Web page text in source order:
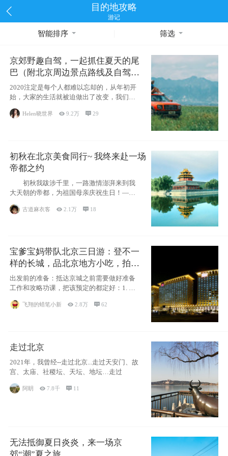
目的地攻略
游记
智能排序 筛选
京郊野趣自驾，一起抓住夏天的尾
巴（附北京周边景点路线及自驾攻
略）
2020注定是每个人都难以忘却的，从年初开
始，大家的生活就被迫做出了改变，我们也
不例外。本来双双辞职是为
Helen晓世界 9.2万 29
初秋在北京美食同行~ 我终来赴一场
帝都之约
初秋我跋涉千里，一路激情澎湃来到我
大天朝的帝都，为祖国母亲庆祝生日！——
古道麻衣客 2.1万  18
宝爹宝妈带队北京三日游：登不一
样的长城，品北京地方小吃，拍盘
古七星夜景！
出发前的准备：抵达京城之前需要做好准备
工作和攻略功课，把该预定的都定好：1. 酒
飞翔的蜡笔小新 2.8万 62
走过北京
2021年，我曾经--走过北京...走过天安门、故
宫、太庙、社稷坛、天坛、地坛…走过
阿眀 7.8千  11
无法抵御夏日炎炎，来一场京